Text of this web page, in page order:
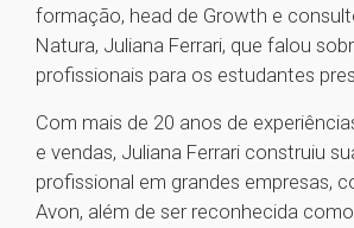
formação, head de Growth e
Natura, Juliana Ferrari, que falou
profissionais para os estudantes
Com mais de 20 anos de
e vendas, Juliana Ferrari construiu
profissional em grandes empresas,
Avon, além de ser reconhecida